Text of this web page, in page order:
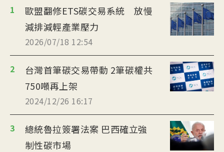
1
歐盟翻修ETS碳交易系統 放慢
減排減輕產業壓力
2026/07/18 12:54
2
台灣首筆碳交易帶動 2筆碳權共
750噸再上架
2024/12/26 16:17
3
總統魯拉簽署法案 巴西確立強
制性碳市場